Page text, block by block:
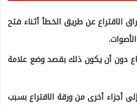
الاقتراع عن طريق الخطأ أثناء فتح
دون أن يكون ذلك بقصد وضع علامة
أجزاء أخرى من ورقة الاقتراع بسبب